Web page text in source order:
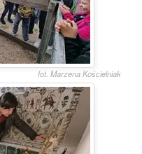
fot. Marzena Kościelniak